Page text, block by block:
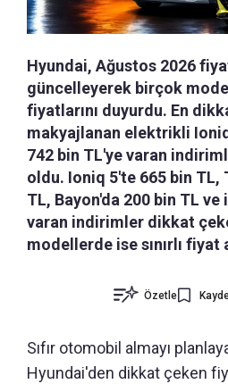
Hyundai, Ağustos 2026
güncelleyerek birçok
fiyatlarını duyurdu. En
makyajlanan elektrikli
742 bin TL'ye varan
oldu. Ioniq 5'te 665 bin TL,
TL, Bayon'da 200 bin TL ve
varan indirimler dikkat
modellerde ise sınırlı fiyat
Özetle
Sıfır otomobil almayı
Hyundai'den dikkat çeken